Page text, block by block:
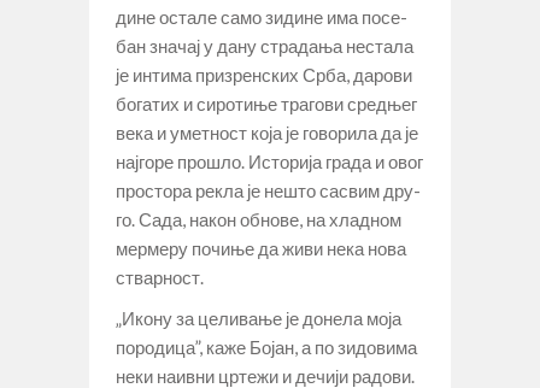
ди­не оста­ле са­мо зи­ди­не има по­се­
бан зна­чај у да­ну стра­да­ња не­ста­ла
је ин­ти­ма при­зрен­ских Ср­ба, да­ро­ви
бо­га­тих и си­ро­ти­ње тра­го­ви сред­њег
ве­ка и умет­ност ко­ја је го­во­ри­ла да је
нај­го­ре про­шло. Исто­ри­ја гра­да и овог
про­сто­ра ре­кла је не­што са­свим дру­
го. Са­да, на­кон об­но­ве, на хлад­ном
мер­ме­ру по­чи­ње да жи­ви не­ка но­ва
ствар­ност.
„Ико­ну за це­ли­ва­ње је до­не­ла мо­ја
по­ро­ди­ца”, ка­же Бо­јан, а по зи­до­ви­ма
не­ки на­ив­ни цр­те­жи и де­чи­ји ра­до­ви.